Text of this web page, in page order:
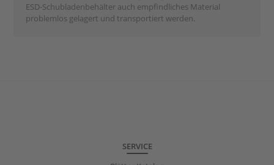
ESD-Schubladenbehälter auch empfindliches Material
problemlos gelagert und transportiert werden.
SERVICE